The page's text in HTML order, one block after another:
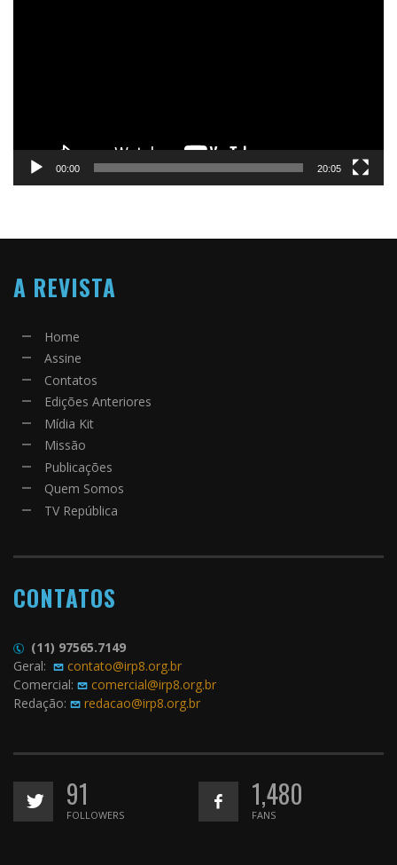
00:00 20:05
A REVISTA
Home
Assine
Contatos
Edições Anteriores
Mídia Kit
Missão
Publicações
Quem Somos
TV República
CONTATOS
(11) 97565.7149
Geral:
contato@irp8.org.br
Comercial:
comercial@irp8.org.br
Redação:
redacao@irp8.org.br
91
FOLLOWERS
1,480
FANS